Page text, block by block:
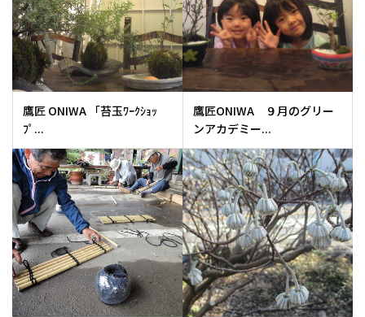
鷹匠 ONIWA 「苔玉ﾜｰｸｼｮｯ
ﾌﾟ...
鷹匠ONIWA ９月のグリー
ンアカデミー...